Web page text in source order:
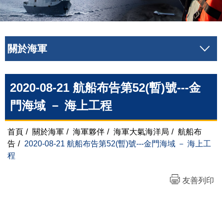
關於海軍
2020-08-21 航船布告第52(暫)號---金
門海域 － 海上工程
首頁 / 關於海軍 / 海軍夥伴 / 海軍大氣海洋局 / 航船布
告 / 2020-08-21 航船布告第52(暫)號---金門海域 － 海上工
程
友善列印